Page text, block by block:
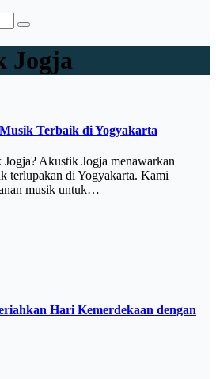
Jogja
Terbaik di Yogyakarta
Akustik Jogja menawarkan
terlupakan di Yogyakarta. Kami
musik untuk…
Hari Kemerdekaan dengan